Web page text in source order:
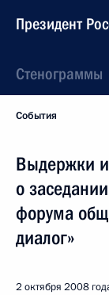
Президент
Стенограммы
События
Выдержки
о
форума
диалог»
2 октября 2008